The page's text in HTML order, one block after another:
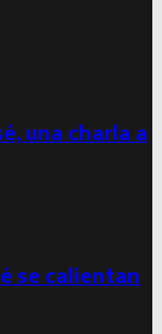
una charla a
se calientan